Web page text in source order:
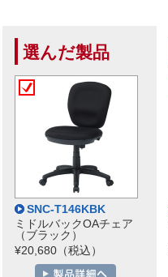
選んだ製品
SNC-T146KBK
ミドルバックOAチェア
（ブラック）
¥20,680（税込）